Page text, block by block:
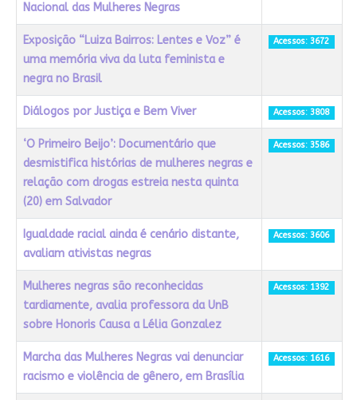
Nacional das Mulheres Negras
Exposição “Luiza Bairros: Lentes e Voz” é
uma memória viva da luta feminista e
negra no Brasil
Acessos: 3672
Diálogos por Justiça e Bem Viver Acessos: 3808
‘O Primeiro Beijo’: Documentário que
desmistifica histórias de mulheres negras e
relação com drogas estreia nesta quinta
(20) em Salvador
Acessos: 3586
Igualdade racial ainda é cenário distante,
avaliam ativistas negras
Acessos: 3606
Mulheres negras são reconhecidas
tardiamente, avalia professora da UnB
sobre Honoris Causa a Lélia Gonzalez
Acessos: 1392
Marcha das Mulheres Negras vai denunciar
racismo e violência de gênero, em Brasília
Acessos: 1616